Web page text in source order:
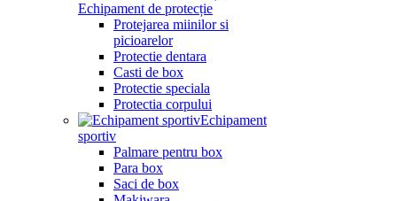
Echipament de protecție
Protejarea miinilor si
picioarelor
Protectie dentara
Casti de box
Protectie speciala
Protectia corpului
Echipament
sportiv
Palmare pentru box
Para box
Saci de box